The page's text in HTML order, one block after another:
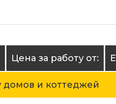
Цена за работу от:
домов и коттеджей